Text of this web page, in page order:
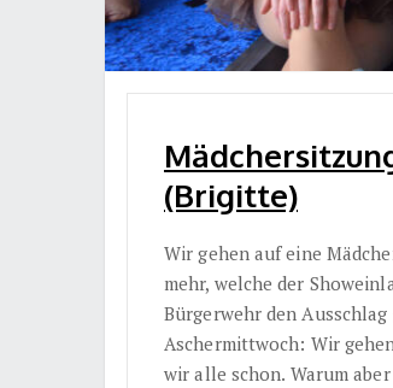
(Brigitte)
Wir gehen auf eine
mehr, welche der
Bürgerwehr den
Aschermittwoch: Wir
wir alle schon. Warum